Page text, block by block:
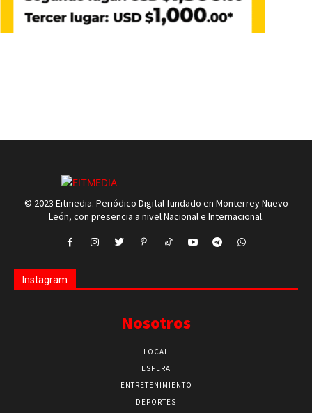
© 2023 Eitmedia. Periódico Digital fundado en Monterrey Nuevo
León, con presencia a nivel Nacional e Internacional.
Instagram
Nosotros
LOCAL
ESFERA
ENTRETENIMIENTO
DEPORTES